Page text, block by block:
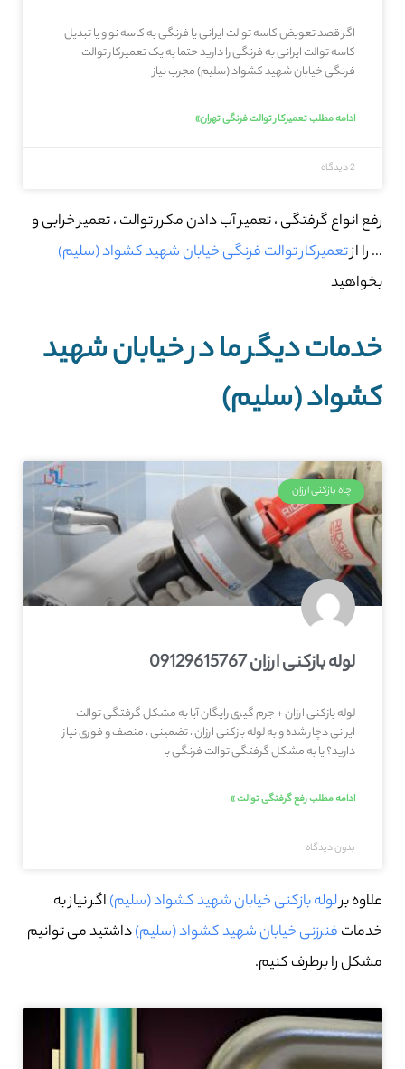
اگر قصد تعویض کاسه توالت ایرانی یا فرنگی به کاسه نو و یا تبدیل
کاسه توالت ایرانی به فرنگی را دارید حتما به یک تعمیرکار توالت
فرنگی خیابان شهید کشواد (سلیم) مجرب نیاز
ادامه مطلب تعمیرکار توالت فرنگی تهران»
2 دیدگاه
رفع انواع گرفتگی ، تعمیر آب دادن مکرر توالت ، تعمیر خرابی و
… را ازتعمیرکار توالت فرنگی خیابان شهید کشواد (سلیم)
بخواهید
خدمات دیگر ما در خیابان شهید
کشواد (سلیم)
چاه بازکنی ارزان
لوله بازکنی ارزان 09129615767
لوله بازکنی ارزان + جرم گیری رایگان آیا به مشکل گرفتگی توالت
ایرانی دچار شده و به لوله بازکنی ارزان ، تضمینی ، منصف و فوری نیاز
دارید؟ یا به مشکل گرفتگی توالت فرنگی با
ادامه مطلب رفع گرفتگی توالت »
بدون دیدگاه
علاوه برلوله بازکنی خیابان شهید کشواد (سلیم)اگر نیاز به
خدماتفنرزنی خیابان شهید کشواد (سلیم)داشتید می توانیم
مشکل را برطرف کنیم.